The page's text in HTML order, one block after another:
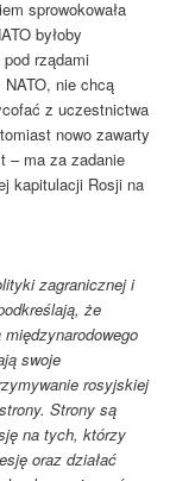
sprowokowała
byłoby
rządami
NATO, nie chcą
z uczestnictwa
nowo zawarty
– ma za zadanie
kapitulacji Rosji na
zagranicznej i
że
swoje
rosyjskiej
Strony są
na tych, którzy
oraz działać